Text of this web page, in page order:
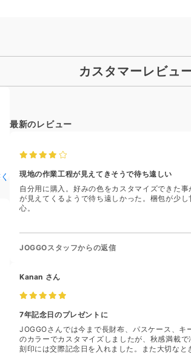
カスタマーレビュ
最新のレビュー
現地の作業工程が見えてきそうで待ち遠しい
自分用に購入。好みの色をカスタマイズできた
が見えてくるようで待ち遠しかった。梱包が少
心。
JOGGOスタッフからの返信
Kanan さん
7年記念日のプレゼントに
JOGGOさんでは今まで長財布、パスケース、
のカラーでカスタマイズしましたが、秋感満載
刻印には交際記念日を入れました。また大切なと